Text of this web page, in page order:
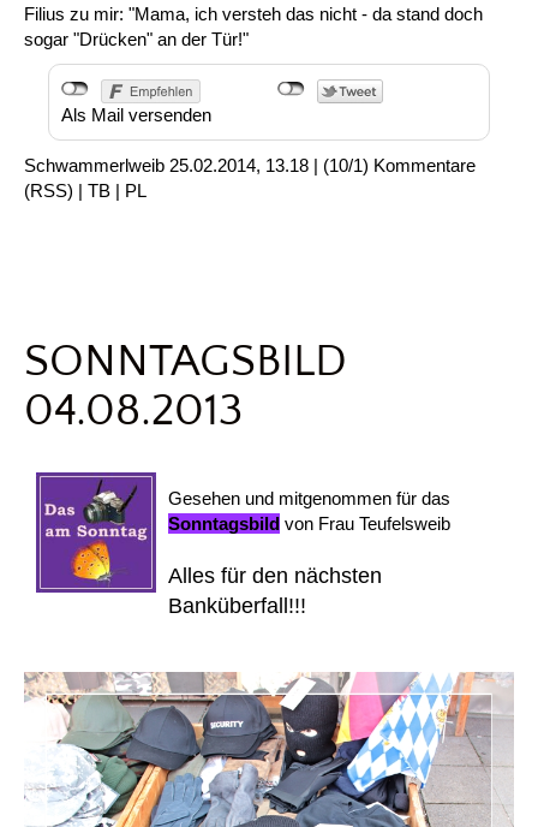
Filius zu mir: "Mama, ich versteh das nicht - da stand doch
sogar "Drücken" an der Tür!"
Als Mail versenden
Schwammerlweib 25.02.2014, 13.18 | (10/1) Kommentare
(RSS) | TB | PL
SONNTAGSBILD
04.08.2013
Gesehen und mitgenommen für das
Sonntagsbild von Frau Teufelsweib
Alles für den nächsten
Banküberfall!!!